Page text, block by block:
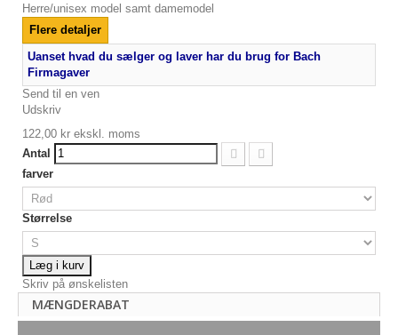
Herre/unisex model samt damemodel
Flere detaljer
Uanset hvad du sælger og laver har du brug for Bach
Firmagaver
Send til en ven
Udskriv
122,00 kr ekskl. moms
Antal
farver
Størrelse
Læg i kurv
Skriv på ønskelisten
MÆNGDERABAT